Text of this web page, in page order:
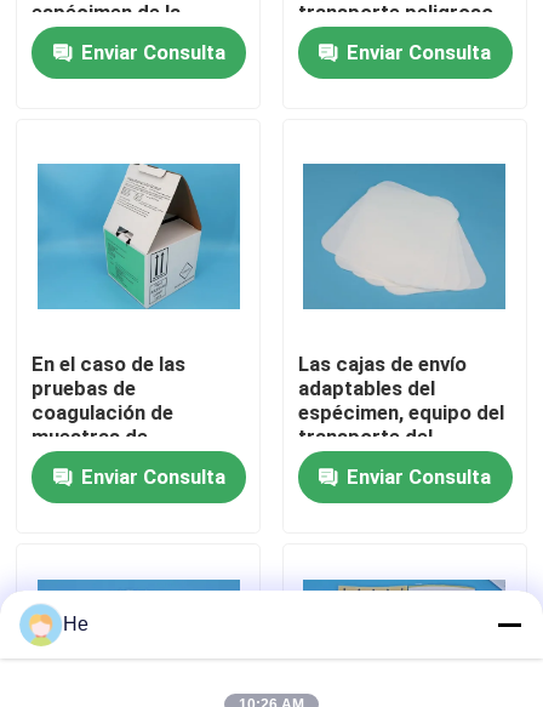
Productos
Sobre nosotros
Recorrido por la fábrica
Control de calidad
Noticias
bolsos 95Kpa
bolso del transporte del espécimen 95kPa
espécimen de la
manija disponible
Enviar Consulta
transporte peligroso
de la muestra de las
mercancíasEnviar Consulta
En el caso de las
pruebas de
coagulación de
muestras de
laboratorio médico,
las cajas de envío /
cajas de caída
Enviar Consulta
Las cajas de envío
adaptables del
espécimen, equipo del
transporte del
espécimen con 95kPa
empaquetan
Enviar Consulta
He